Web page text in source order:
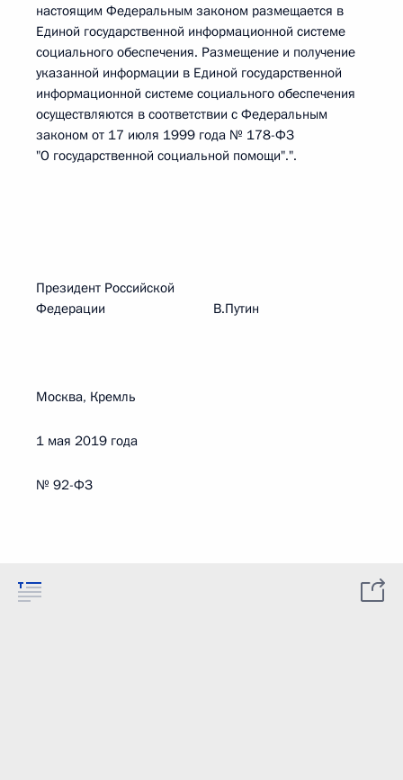
настоящим Федеральным законом размещается в
Единой государственной информационной системе
социального обеспечения. Размещение и получение
указанной информации в Единой государственной
информационной системе социального обеспечения
осуществляются в соответствии с Федеральным
законом от 17 июля 1999 года № 178-ФЗ
"О государственной социальной помощи".".
Президент Российской
Федерации В.Путин
Москва, Кремль
1 мая 2019 года
№ 92-ФЗ